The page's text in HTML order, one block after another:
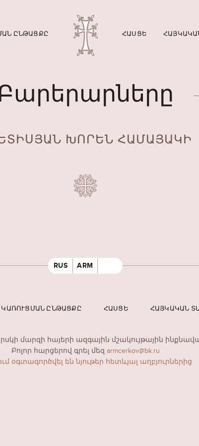
ԸՆԹԱՑՔԸ ՀԱՍՑԵ
ԽՈՐԵՆ ՀԱՄԱՅԱԿԻ
RUS ARM
ԿԱՌՈՒՑՄԱՆ ԸՆԹԱՑՔԸ ՀԱՍՑԵ ՀԱՅԿԱԿԱՆ
մարզի հայերի ազգային մշակույթային
Բոլոր հարցերով գրել մեզ armcerkov@bk.ru
օգտագործվել են նյութեր հետևյալ աղբյուրներից